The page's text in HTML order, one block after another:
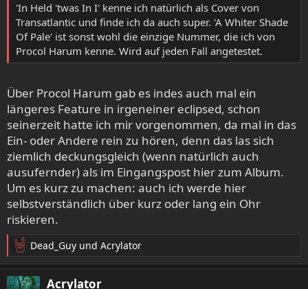
'In Held 'twas In I' kenne ich natürlich als Cover von
Transatlantic und finde ich da auch super. 'A Whiter Shade
Of Pale' ist sonst wohl die einzige Nummer, die ich von
Procol Harum kenne. Wird auf jeden Fall angetestet.
Über Procol Harum gab es indes auch mal ein
längeres Feature in irgeneiner eclipsed, schon
seinerzeit hatte ich mir vorgenommen, da mal in das
Ein- oder Andere rein zu hören, denn das las sich
ziemlich deckungsgleich (wenn natürlich auch
ausufernder) als im Eingangspost hier zum Album.
Um es kurz zu machen: auch ich werde hier
selbstverständlich über kurz oder lang ein Ohr
riskieren.
R
e
a
Dead_Guy und Acrylator
Acrylator